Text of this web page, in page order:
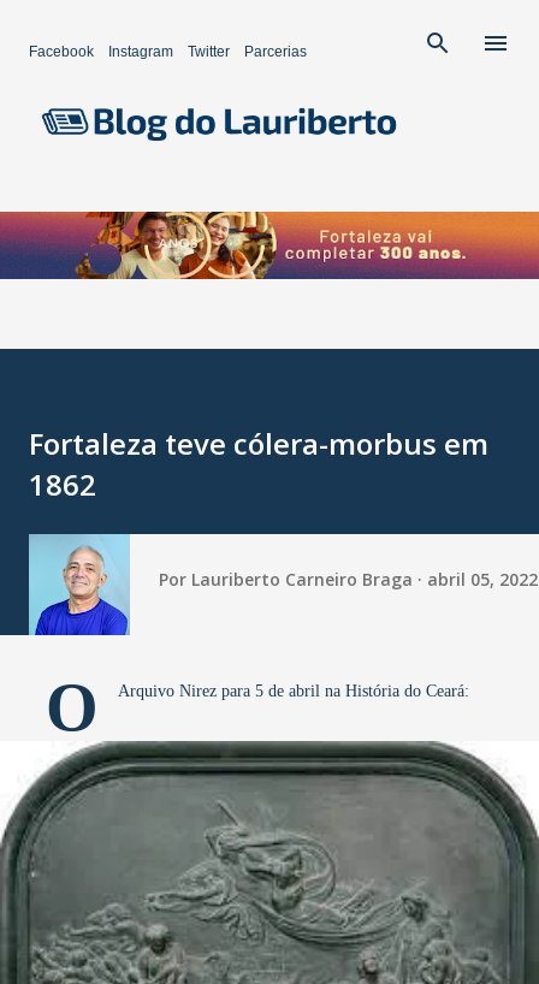
Facebook Instagram Twitter Parcerias
Fortaleza teve cólera-morbus em
1862
Por Lauriberto Carneiro Braga abril 05, 2022
O Arquivo Nirez para 5 de abril na História do Ceará: